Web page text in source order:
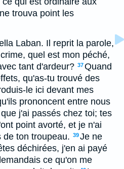
trouva point les
Laban. Il reprit la parole,
quel est mon péché,
tant d'ardeur? 37Quand
qu'as-tu trouvé des
le ici devant mes
prononcent entre nous
j'ai passés chez toi; tes
point avorté, et je n'ai
de ton troupeau. 39Je ne
déchirées, j'en ai payé
ce qu'on me